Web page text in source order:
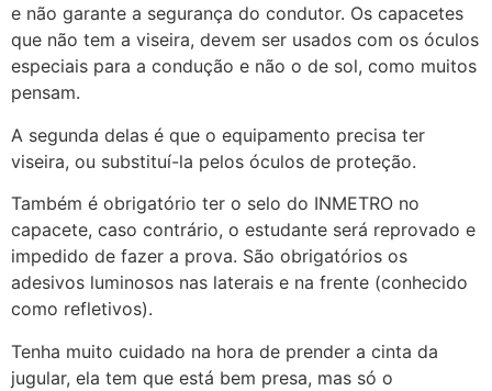
e não garante a segurança do condutor. Os capacetes
que não tem a viseira, devem ser usados com os óculos
especiais para a condução e não o de sol, como muitos
pensam.
A segunda delas é que o equipamento precisa ter
viseira, ou substituí-la pelos óculos de proteção.
Também é obrigatório ter o selo do INMETRO no
capacete, caso contrário, o estudante será reprovado e
impedido de fazer a prova. São obrigatórios os
adesivos luminosos nas laterais e na frente (conhecido
como refletivos).
Tenha muito cuidado na hora de prender a cinta da
jugular, ela tem que está bem presa, mas só o